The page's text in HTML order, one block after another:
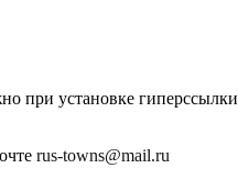
при установке гиперссылки
rus-towns@mail.ru